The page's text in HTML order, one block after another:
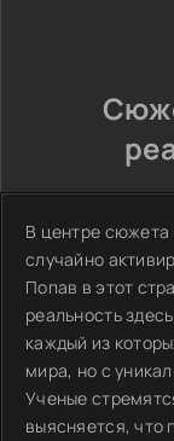
В центре сюжета
случайно
Попав в этот
реальность
каждый из
мира, но с
Ученые
выясняется, что